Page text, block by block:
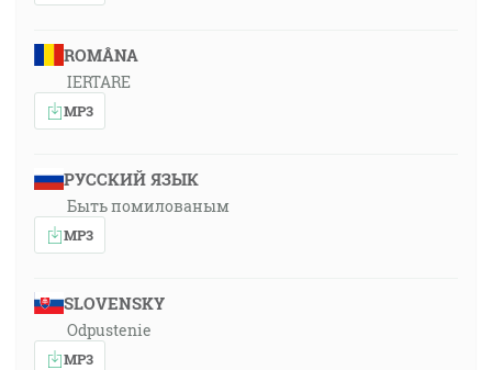
ROMÂNA
IERTARE
MP3
РУССКИЙ ЯЗЫК
Быть помилованым
MP3
SLOVENSKY
Odpustenie
MP3